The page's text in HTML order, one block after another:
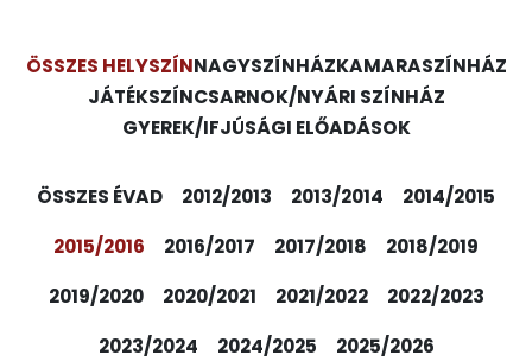
ÖSSZES HELYSZÍNNAGYSZÍNHÁZKAMARASZÍNHÁZ
JÁTÉKSZÍNCSARNOK/NYÁRI SZÍNHÁZ
GYEREK/IFJÚSÁGI ELŐADÁSOK
ÖSSZES ÉVAD 2012/2013 2013/2014
2014/2015
2015/2016
2016/2017 2017/2018
2018/2019
2019/2020
2020/2021 2021/2022
2022/2023
2023/2024
2024/2025 2025/2026